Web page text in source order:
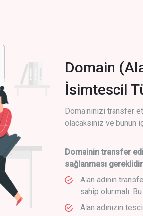
Domain
İsimtescil
Domaininizi transfer
olacaksınız ve
Domainin transfer
sağlanması
Alan adının
sahip olunmalı.
Alan adınızın